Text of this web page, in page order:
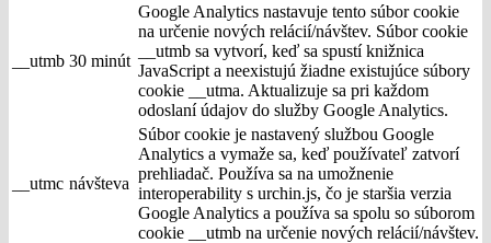
__utmb 30 minút
Google Analytics nastavuje tento súbor cookie
na určenie nových relácií/návštev. Súbor cookie
__utmb sa vytvorí, keď sa spustí knižnica
JavaScript a neexistujú žiadne existujúce súbory
cookie __utma. Aktualizuje sa pri každom
odoslaní údajov do služby Google Analytics.
__utmc návšteva
Súbor cookie je nastavený službou Google
Analytics a vymaže sa, keď používateľ zatvorí
prehliadač. Používa sa na umožnenie
interoperability s urchin.js, čo je staršia verzia
Google Analytics a používa sa spolu so súborom
cookie __utmb na určenie nových relácií/návštev.